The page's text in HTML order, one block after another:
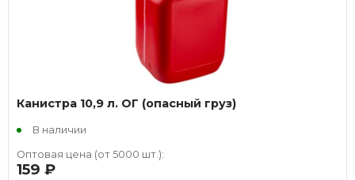
Канистра 10,9 л. ОГ (опасный груз)
В наличии
Оптовая цена (от 5000 шт.):
159